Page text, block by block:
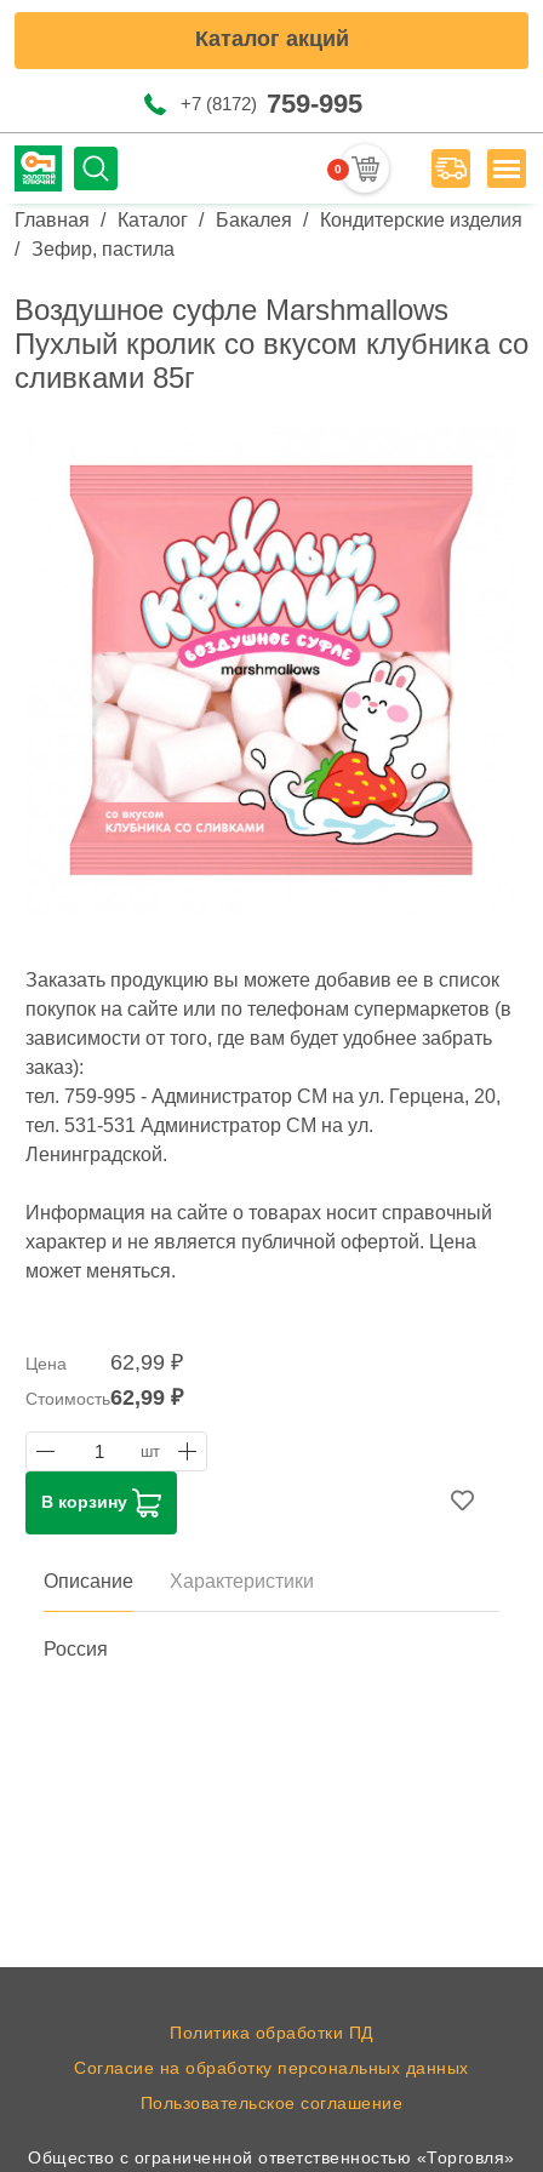
Каталог акций
+7 (8172) 759-995
0 Меню
Строка навигации
Главная Каталог Бакалея
Кондитерские изделия
Зефир, пастила
Воздушное суфле Marshmallows
Пухлый кролик со вкусом клубника со
сливками 85г
Заказать продукцию вы можете добавив ее в список
покупок на сайте или по телефонам супермаркетов (в
зависимости от того, где вам будет удобнее забрать
заказ):
тел. 759-995 - Администратор СМ на ул. Герцена, 20,
тел. 531-531 Администратор СМ на ул.
Ленинградской.
Информация на сайте о товарах носит справочный
характер и не является публичной офертой. Цена
может меняться.
Цена 62,99 ₽
Стоимость62,99 ₽
1 шт
В корзину
Описание Характеристики
Россия
Политика обработки ПД
Согласие на обработку персональных данных
Пользовательское соглашение
Общество с ограниченной ответственностью «Торговля»